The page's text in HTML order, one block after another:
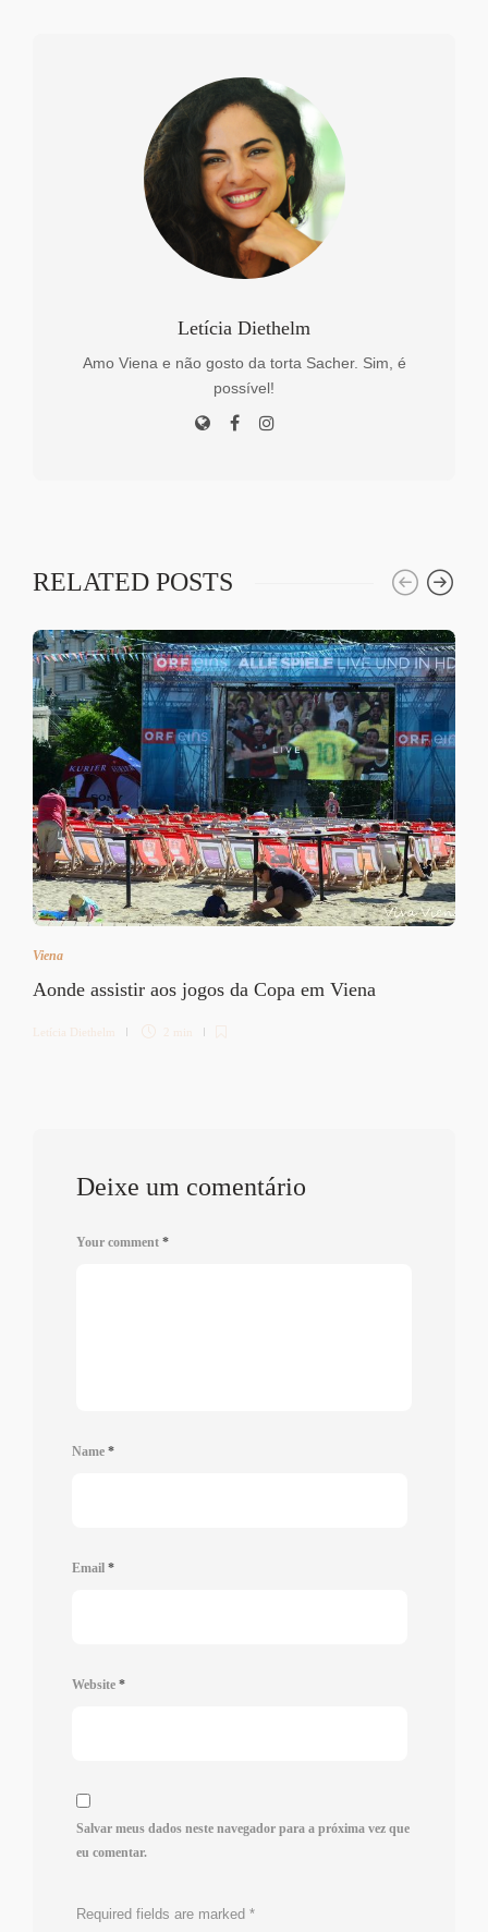
Letícia Diethelm
Amo Viena e não gosto da torta Sacher. Sim, é
possível!
RELATED POSTS
Viena
Aonde assistir aos jogos da Copa em Viena
Letícia Diethelm 2 min
Deixe um comentário
Your comment *
Name *
Email *
Website *
Salvar meus dados neste navegador para a próxima vez que
eu comentar.
Required fields are marked *